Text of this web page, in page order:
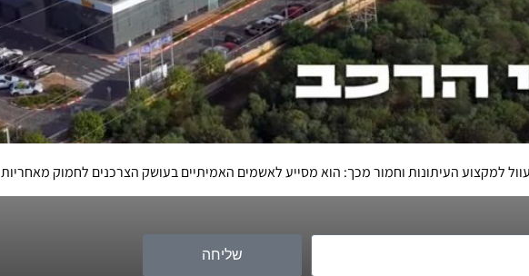
למקצוע העיתונות וחמור מכך: הוא מסייע לאשמים האמיתיים בעושק הצרכנים לחמוק מאחריות
שליחה